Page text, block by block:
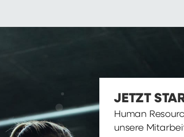
JETZT
Human
unsere